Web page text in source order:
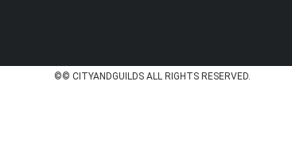
©© CITYANDGUILDS ALL RIGHTS RESERVED.